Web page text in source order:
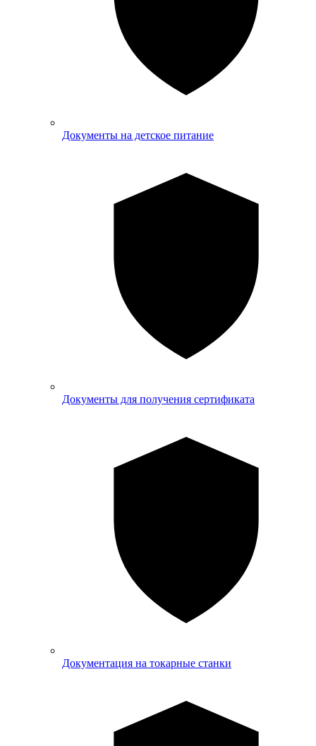
Документы на детское питание
Документы для получения сертификата
Документация на токарные станки